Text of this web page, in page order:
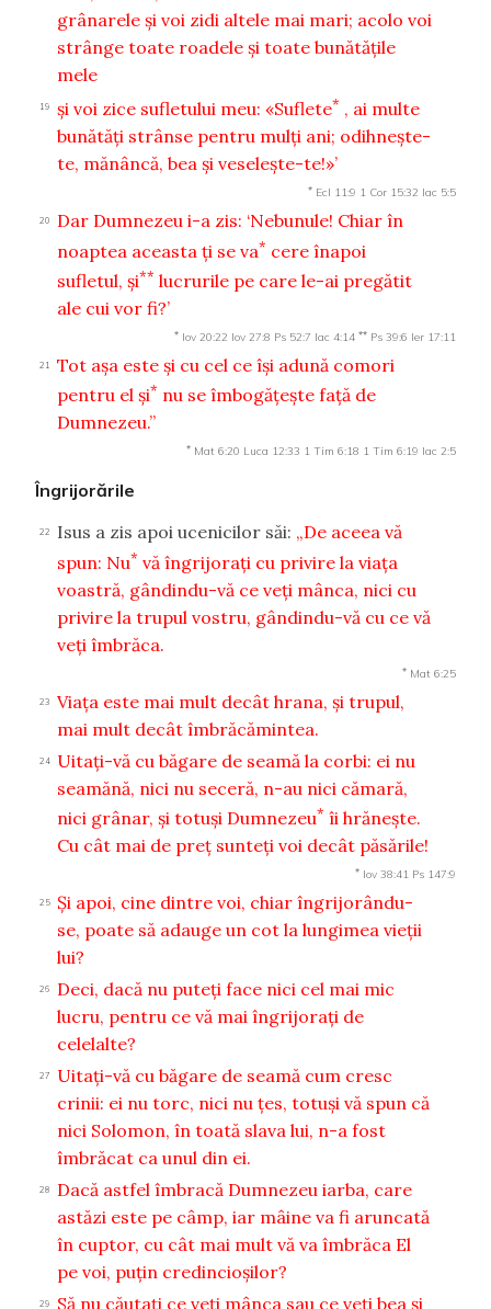
grânarele şi voi zidi altele mai mari; acolo voi
strânge toate roadele şi toate bunătăţile
mele
19 şi voi zice sufletului meu: «Suflete* , ai multe
bunătăţi strânse pentru mulţi ani; odihneşte-
te, mănâncă, bea şi veseleşte-te!»’
* Ecl 11:9 1 Cor 15:32 Iac 5:5
20
Dar Dumnezeu i-a zis: ‘Nebunule! Chiar în
noaptea aceasta ţi se va* cere înapoi
sufletul, şi** lucrurile pe care le-ai pregătit
ale cui vor fi?’
* Iov 20:22 Iov 27:8 Ps 52:7 Iac 4:14 ** Ps 39:6 Ier 17:11
21
Tot aşa este şi cu cel ce îşi adună comori
pentru el şi* nu se îmbogăţeşte faţă de
Dumnezeu.”
* Mat 6:20 Luca 12:33 1 Tim 6:18 1 Tim 6:19 Iac 2:5
Îngrijorările
22 Isus a zis apoi ucenicilor săi: „De aceea vă
spun: Nu* vă îngrijoraţi cu privire la viaţa
voastră, gândindu-vă ce veţi mânca, nici cu
privire la trupul vostru, gândindu-vă cu ce vă
veţi îmbrăca.
* Mat 6:25
23
Viaţa este mai mult decât hrana, şi trupul,
mai mult decât îmbrăcămintea.
24
Uitaţi-vă cu băgare de seamă la corbi: ei nu
seamănă, nici nu seceră, n-au nici cămară,
nici grânar, şi totuşi Dumnezeu* îi hrăneşte.
Cu cât mai de preţ sunteţi voi decât păsările!
* Iov 38:41 Ps 147:9
25
Şi apoi, cine dintre voi, chiar îngrijorându-
se, poate să adauge un cot la lungimea vieţii
lui?
26
Deci, dacă nu puteţi face nici cel mai mic
lucru, pentru ce vă mai îngrijoraţi de
celelalte?
27
Uitaţi-vă cu băgare de seamă cum cresc
crinii: ei nu torc, nici nu ţes, totuşi vă spun că
nici Solomon, în toată slava lui, n-a fost
îmbrăcat ca unul din ei.
28
Dacă astfel îmbracă Dumnezeu iarba, care
astăzi este pe câmp, iar mâine va fi aruncată
în cuptor, cu cât mai mult vă va îmbrăca El
pe voi, puţin credincioşilor?
29 Să nu căutaţi ce veţi mânca sau ce veţi bea şi